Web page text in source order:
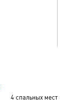
4 спальных мест